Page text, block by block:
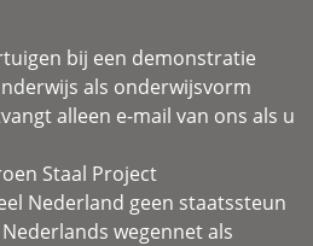
bij een demonstratie
als onderwijsvorm
alleen e-mail van ons als u
Staal Project
Nederland geen staatssteun
wegennet als